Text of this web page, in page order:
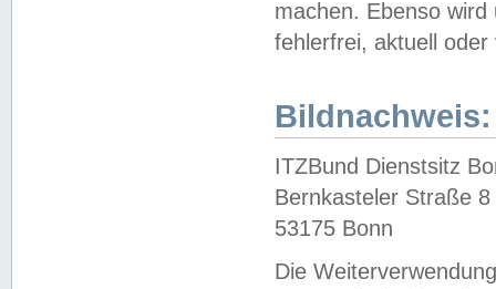
machen. Ebenso
fehlerfrei, aktuell oder
Bildnachweis:
ITZBund Dienstsitz
Bernkasteler Straße 8
53175 Bonn
Die